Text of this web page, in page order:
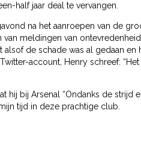
half jaar deal te vervangen.
na het aanroepen van de
meldingen van
de schade was al gedaan
account, Henry schreef:
hij bij Arsenal “Ondanks de strijd
tijd in deze prachtige club.